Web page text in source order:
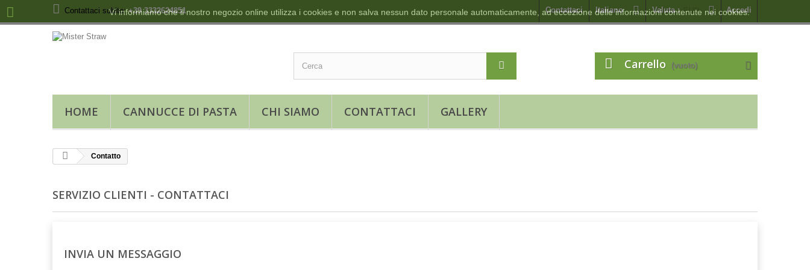
Accedi
Valuta : EUR
Italiano
Contattaci
Contattaci subito:+39 3332624851
Carrello (vuoto)
HOME CANNUCCE DI PASTA CHI SIAMO CONTATTACI GALLERY
Contatto
SERVIZIO CLIENTI - CONTATTACI
INVIA UN MESSAGGIO
Vi informiamo che il nostro negozio online utilizza i cookies e non salva nessun dato personale automaticamente, ad eccezione delle informazioni contenute nei cookies.